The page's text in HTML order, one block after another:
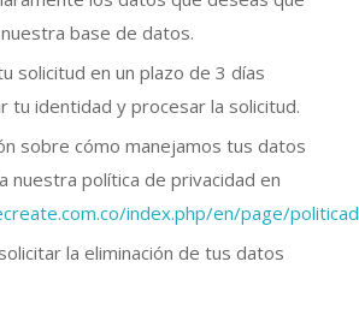
base de datos.
solicitud en un plazo de 3 días
tu identidad y procesar la solicitud.
sobre cómo manejamos tus datos
nuestra política de privacidad en
index.php/en/page/
la eliminación de tus datos